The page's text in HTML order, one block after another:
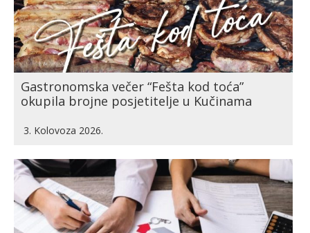
Gastronomska večer “Fešta kod toća”
okupila brojne posjetitelje u Kučinama
3. Kolovoza 2026.